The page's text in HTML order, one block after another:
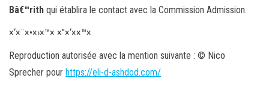
Bâ€™rith qui établira le contact avec la Commission Admission.
×‘×¨×•×›×™× ×”×‘××™×
Reproduction autorisée avec la mention suivante : © Nico
Sprecher pour https://eli-d-ashdod.com/